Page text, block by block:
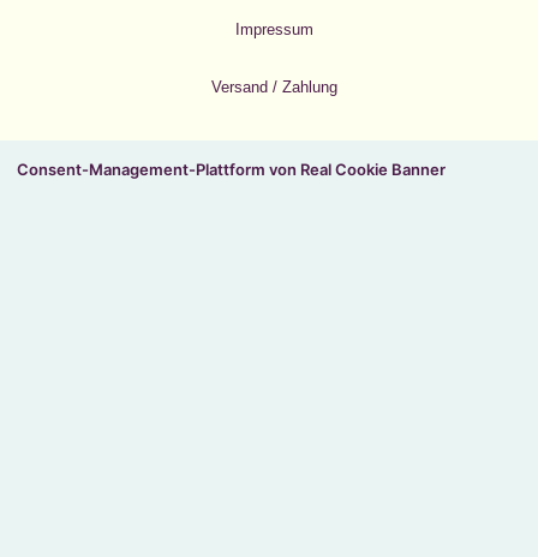
Impressum
Versand / Zahlung
Consent-Management-Plattform von Real Cookie Banner